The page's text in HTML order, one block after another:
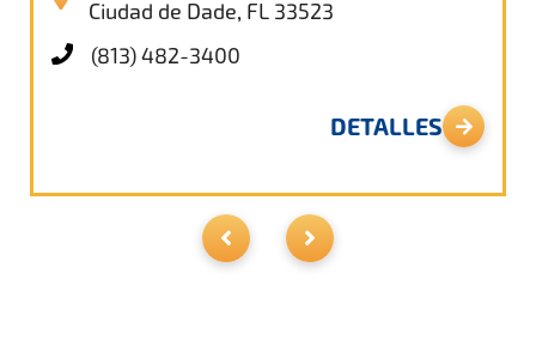
Ciudad de Dade, FL 33523
(813) 482-3400
DETALLES